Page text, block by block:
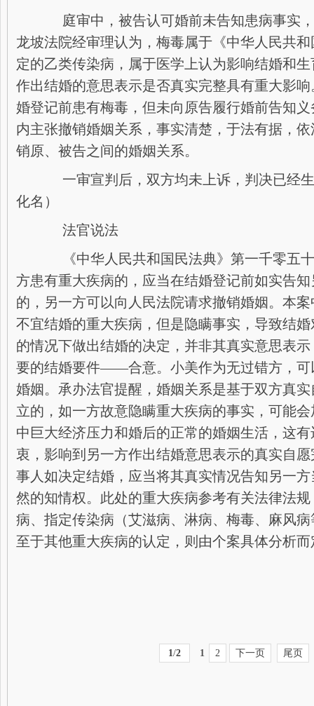
庭审中，被告认可婚前未告知患病事实，
龙坡法院经审理认为，梅毒属于《中华人民共
定的乙类传染病，属于医学上认为影响结婚和
作出结婚的意思表示是否真实完整具有重大影
婚登记前患有梅毒，但未向原告履行婚前告知
内主张撤销婚姻关系，事实清楚，于法有据，
销原、被告之间的婚姻关系。
一审宣判后，双方均未上诉，判决已经生
化名）
法官说法
《中华人民共和国民法典》第一千零五十
方患有重大疾病的，应当在结婚登记前如实告
的，另一方可以向人民法院请求撤销婚姻。本
不宜结婚的重大疾病，但是隐瞒事实，导致结
的情况下做出结婚的决定，并非其真实意思表
要的结婚要件——合意。小美作为无过错方，可
婚姻。承办法官提醒，婚姻关系是基于双方真
立的，如一方故意隐瞒重大疾病的事实，可能
中巨大经济压力和婚后的正常的婚姻生活，这
衷，影响到另一方作出结婚意思表示的真实自
事人如决定结婚，应当将其真实情况告知另一
然的知情权。此处的重大疾病参考有关法律法
病、指定传染病（艾滋病、淋病、梅毒、麻风
至于其他重大疾病的认定，则由个案具体分析而
1/2 1 2 下一页 尾页